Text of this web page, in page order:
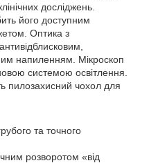
досліджень.
його доступним
Оптика з
напиленням. Мікроскоп
системою освітлення.
пилозахисний чохол для
та точного
розворотом «від